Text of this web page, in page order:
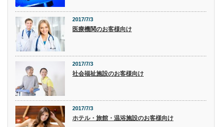
2017/7/3
医療機関のお客様向け
2017/7/3
社会福祉施設のお客様向け
2017/7/3
ホテル・旅館・温浴施設のお客様向け